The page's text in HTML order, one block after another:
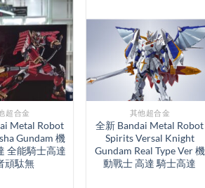
超合金
Metal Robot
Gundam 機
全能騎士高達
頑駄無
其他超合金
全新 Bandai Metal Robot
Spirits Versal Knight
Gundam Real Type Ver 機
動戰士 高達 騎士高達